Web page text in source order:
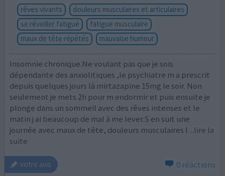
rêves vivants
douleurs musculaires et articulaires
se réveiller fatigué
fatigue musculaire
maux de tête répétés
mauvaise humeur
Insomnie chronique.Ne voulant pas que je sois
dépendante des anxiolitiques ,le psychiatre m a prescrit
depuis quelques jours là mirtazapine 15mg le soir. Non
seulement je mets 2h pour m endormir et puis ensuite je
plonge dans un sommeil avec des rêves intenses et le
matin j ai beaucoup de mal à me lever.S en suit une
journée avec maux de tête, douleurs musculaires l ...lire la
suite
votre avis 0 réactions